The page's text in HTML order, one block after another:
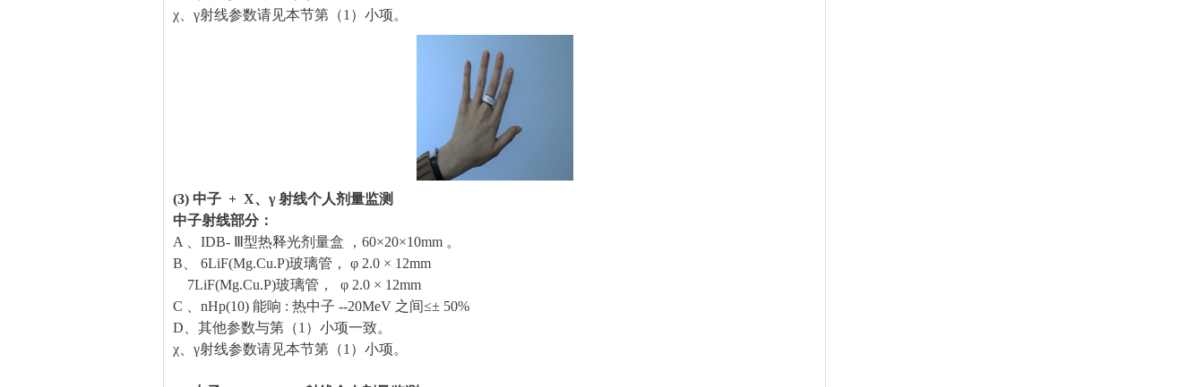
χ、γ射线参数请见本节第（1）小项。
(3) 中子 + X、γ 射线个人剂量监测
中子射线部分：
A 、IDB- Ⅲ型热释光剂量盒 ，60×20×10mm 。
B、 6LiF(Mg.Cu.P)玻璃管， φ 2.0 × 12mm
7LiF(Mg.Cu.P)玻璃管， φ 2.0 × 12mm
C 、nHp(10) 能响 : 热中子 --20MeV 之间≤± 50%
D、其他参数与第（1）小项一致。
χ、γ射线参数请见本节第（1）小项。